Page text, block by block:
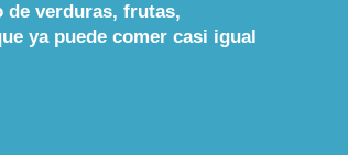
de verduras, frutas,
ya puede comer casi igual